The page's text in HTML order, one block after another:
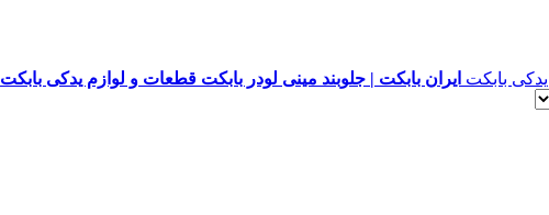
ایران بابکت | جلوبند مینی لودر بابکت قطعات و لوازم یدکی بابکت